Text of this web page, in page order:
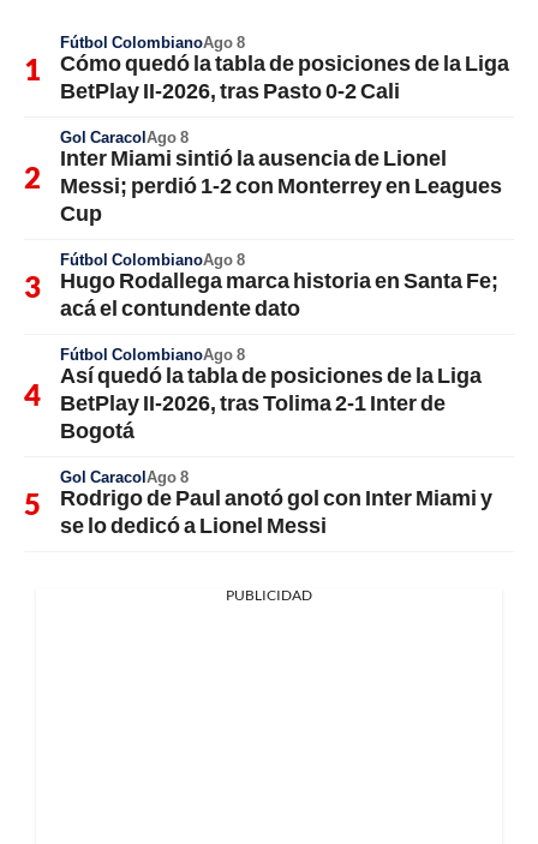
Fútbol ColombianoAgo 8
Cómo quedó la tabla de posiciones de la Liga
BetPlay II-2026, tras Pasto 0-2 Cali
Gol CaracolAgo 8
Inter Miami sintió la ausencia de Lionel
Messi; perdió 1-2 con Monterrey en Leagues
Cup
Fútbol ColombianoAgo 8
Hugo Rodallega marca historia en Santa Fe;
acá el contundente dato
Fútbol ColombianoAgo 8
Así quedó la tabla de posiciones de la Liga
BetPlay II-2026, tras Tolima 2-1 Inter de
Bogotá
Gol CaracolAgo 8
Rodrigo de Paul anotó gol con Inter Miami y
se lo dedicó a Lionel Messi
PUBLICIDAD